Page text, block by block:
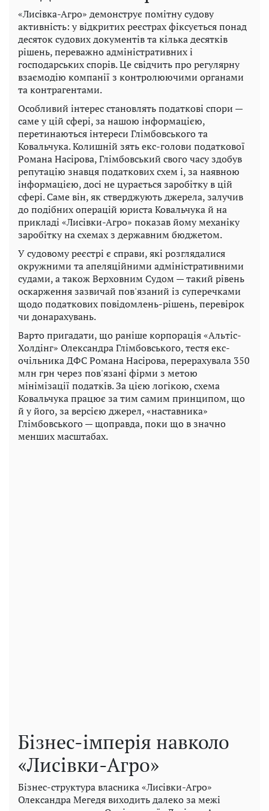
«Лисівка-Агро» демонструє помітну судову
активність: у відкритих реєстрах фіксується понад
десяток судових документів та кілька десятків
рішень, переважно адміністративних і
господарських спорів. Це свідчить про регулярну
взаємодію компанії з контролюючими органами
та контрагентами.
Особливий інтерес становлять податкові спори —
саме у цій сфері, за нашою інформацією,
перетинаються інтереси Глімбовського та
Ковальчука. Колишній зять екс-голови податкової
Романа Насірова, Глімбовський свого часу здобув
репутацію знавця податкових схем і, за наявною
інформацією, досі не цурається заробітку в цій
сфері. Саме він, як стверджують джерела, залучив
до подібних операцій юриста Ковальчука й на
прикладі «Лисівки-Агро» показав йому механіку
заробітку на схемах з державним бюджетом.
У судовому реєстрі є справи, які розглядалися
окружними та апеляційними адміністративними
судами, а також Верховним Судом — такий рівень
оскарження зазвичай пов'язаний із суперечками
щодо податкових повідомлень-рішень, перевірок
чи донарахувань.
Варто пригадати, що раніше корпорація «Альтіс-
Холдінг» Олександра Глімбовського, тестя екс-
очільника ДФС Романа Насірова, перерахувала 350
млн грн через пов'язані фірми з метою
мінімізації податків. За цією логікою, схема
Ковальчука працює за тим самим принципом, що
й у його, за версією джерел, «наставника»
Глімбовського — щоправда, поки що в значно
менших масштабах.
Бізнес-імперія навколо
«Лисівки-Агро»
Бізнес-структура власника «Лисівки-Агро»
Олександра Мегедя виходить далеко за межі